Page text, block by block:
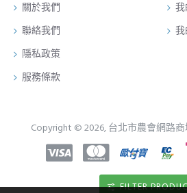
關於我們
聯絡我們
隱私政策
服務條款
Copyright © 2026, 台北市農會網路商
FILTER